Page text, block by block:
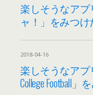
楽しそうなア
ャ！」をみつけ
2018-04-16
楽しそうなアプ
College Football」